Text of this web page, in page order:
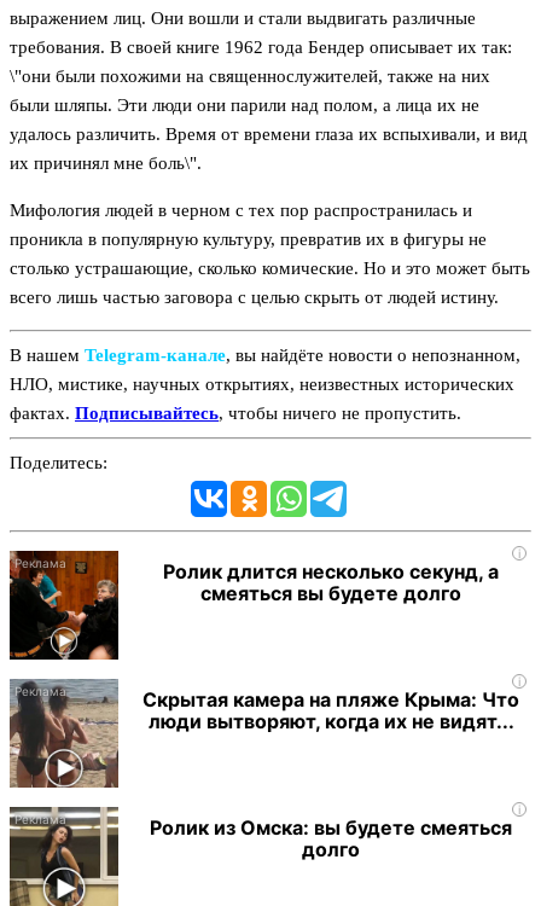
выражением лиц. Они вошли и стали выдвигать различные
требования. В своей книге 1962 года Бендер описывает их так:
\"они были похожими на священнослужителей, также на них
были шляпы. Эти люди они парили над полом, а лица их не
удалось различить. Время от времени глаза их вспыхивали, и вид
их причинял мне боль\".
Мифология людей в черном с тех пор распространилась и
проникла в популярную культуру, превратив их в фигуры не
столько устрашающие, сколько комические. Но и это может быть
всего лишь частью заговора с целью скрыть от людей истину.
В нашем Telegram‑канале, вы найдёте новости о непознанном,
НЛО, мистике, научных открытиях, неизвестных исторических
фактах. Подписывайтесь, чтобы ничего не пропустить.
Поделитесь:
i
Ролик длится несколько секунд, а
смеяться вы будете долго
i
Скрытая камера на пляже Крыма: Что
люди вытворяют, когда их не видят...
i
Ролик из Омска: вы будете смеяться
долго